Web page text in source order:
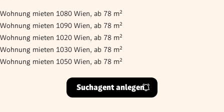
Wohnung mieten 1080 Wien, ab 78 m²
Wohnung mieten 1090 Wien, ab 78 m²
Wohnung mieten 1020 Wien, ab 78 m²
Wohnung mieten 1030 Wien, ab 78 m²
Wohnung mieten 1050 Wien, ab 78 m²
Suchagent anlegen